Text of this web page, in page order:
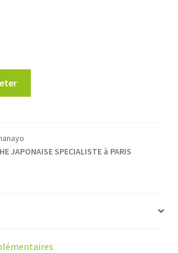
JAPONAISE SPECIALISTE à PARIS